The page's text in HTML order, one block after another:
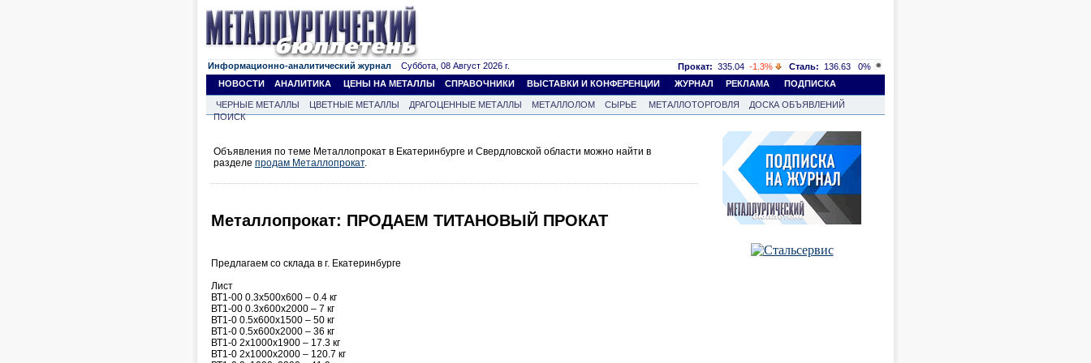
Информационно-аналитический журнал Суббота, 08 Август 2026 г. Прокат: 335.04 -1.3% Сталь: 136.63
0%
НОВОСТИ
АНАЛИТИКА ЦЕНЫ НА МЕТАЛЛЫ СПРАВОЧНИКИ ВЫСТАВКИ И КОНФЕРЕНЦИИ ЖУРНАЛ РЕКЛАМА ПОДПИСКА
ЧЕРНЫЕ МЕТАЛЛЫ ЦВЕТНЫЕ МЕТАЛЛЫ ДРАГОЦЕННЫЕ МЕТАЛЛЫ МЕТАЛЛОЛОМ СЫРЬЕ МЕТАЛЛОТОРГОВЛЯ
ДОСКА ОБЪЯВЛЕНИЙ
ПОИСК
Объявления по теме Металлопрокат в Екатеринбурге и Свердловской области можно найти в
разделе продам Металлопрокат.
Металлопрокат: ПРОДАЕМ ТИТАНОВЫЙ ПРОКАТ
Предлагаем со склада в г. Екатеринбурге
Лист
ВТ1-00 0.3х500х600 – 0.4 кг
ВТ1-00 0.3х600х2000 – 7 кг
ВТ1-0 0.5х600х1500 – 50 кг
ВТ1-0 0.5х600х2000 – 36 кг
ВТ1-0 2х1000х1900 – 17.3 кг
ВТ1-0 2х1000х2000 – 120.7 кг